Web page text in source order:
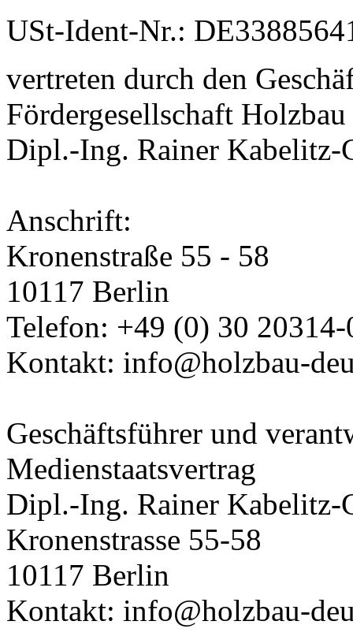
USt-Ident-Nr.:
vertreten durch den
Fördergesellschaft
Dipl.-Ing. Rainer Kabelitz-
Anschrift:
Kronenstraße 55 - 58
10117 Berlin
Telefon: +49 (0) 30 20314-
Kontakt: info@holzbau-
Geschäftsführer und
Medienstaatsvertrag
Dipl.-Ing. Rainer Kabelitz-
Kronenstrasse 55-58
10117 Berlin
Kontakt: info@holzbau-